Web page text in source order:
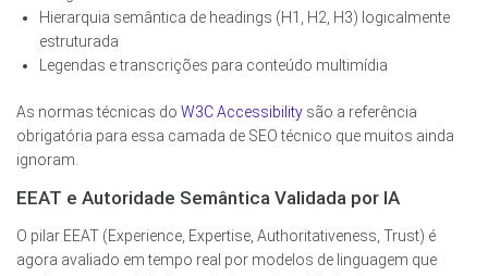
Hierarquia semântica de headings (H1, H2, H3) logicalmente
estruturada
Legendas e transcrições para conteúdo multimídia
As normas técnicas do W3C Accessibility são a referência
obrigatória para essa camada de SEO técnico que muitos ainda
ignoram.
EEAT e Autoridade Semântica Validada por IA
O pilar EEAT (Experience, Expertise, Authoritativeness, Trust) é
agora avaliado em tempo real por modelos de linguagem que